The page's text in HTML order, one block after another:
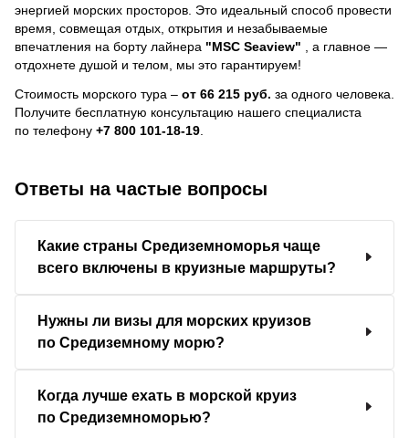
энергией морских просторов. Это идеальный способ провести
время, совмещая отдых, открытия и незабываемые
впечатления на борту лайнера "MSC Seaview"
, a главное —
отдохнете душой и телом, мы это гарантируем!
Стоимость морского тура – от 66 215 руб. за одного человека.
Получите бесплатную консультацию нашего специалиста
по телефону +7 800 101-18-19
Ответы на частые вопросы
Какие страны Средиземноморья чаще
всего включены в круизные маршруты?
Нужны ли визы для морских круизов
по Средиземному морю?
Когда лучше ехать в морской круиз
по Средиземноморью?